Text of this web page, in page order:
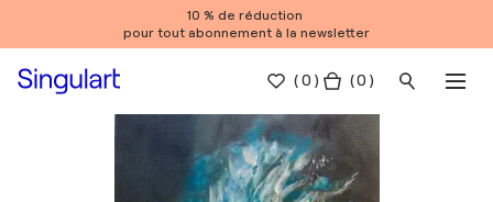
10 % de réduction
pour tout abonnement à la newsletter
(0 ) ( 0 )